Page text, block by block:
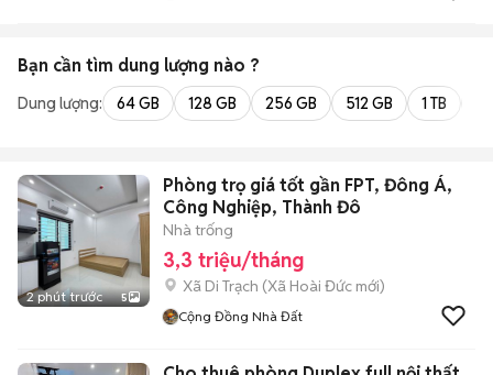
Bạn cần tìm dung lượng nào ?
Dung lượng: 64 GB 128 GB 256 GB 512 GB 1 TB
2 phút trước 5
Phòng trọ giá tốt gần FPT, Đông Á,
Công Nghiệp, Thành Đô
Nhà trống
3,3 triệu/tháng
Xã Di Trạch (Xã Hoài Đức mới)
Cộng Đồng Nhà Đất